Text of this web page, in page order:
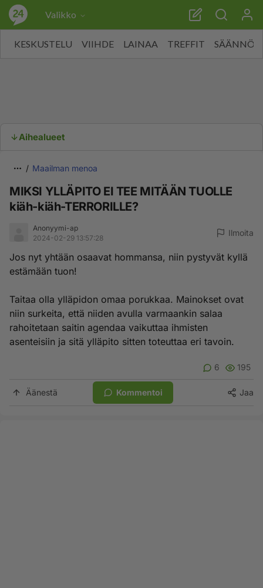
Valikko
KESKUSTELU VIIHDE LAINAA TREFFIT SÄÄNNÖT
Aihealueet
Maailman menoa
MIKSI YLLÄPITO EI TEE MITÄÄN TUOLLE
kiäh-kiäh-TERRORILLE?
Anonyymi-ap
2024-02-29 13:57:28
Ilmoita
Jos nyt yhtään osaavat hommansa, niin pystyvät kyllä
estämään tuon!
Taitaa olla ylläpidon omaa porukkaa. Mainokset ovat
niin surkeita, että niiden avulla varmaankin salaa
rahoitetaan saitin agendaa vaikuttaa ihmisten
asenteisiin ja sitä ylläpito sitten toteuttaa eri tavoin.
6 195
Äänestä Kommentoi Jaa